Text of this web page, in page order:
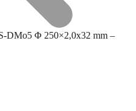
Φ 250×2,0x32 mm –